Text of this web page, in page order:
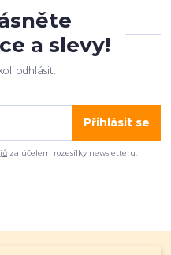
a slevy!
odhlásit.
Přihlásit se
za účelem rozesílky newsletteru.